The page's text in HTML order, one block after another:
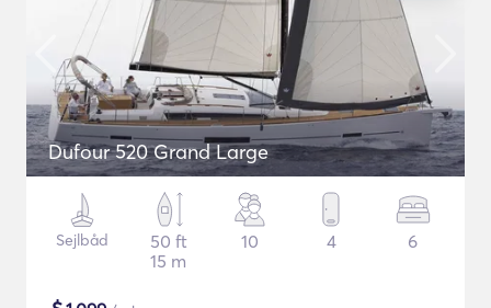
Dufour 520 Grand Large
Sejlbåd
50 ft
15 m
10 4 6